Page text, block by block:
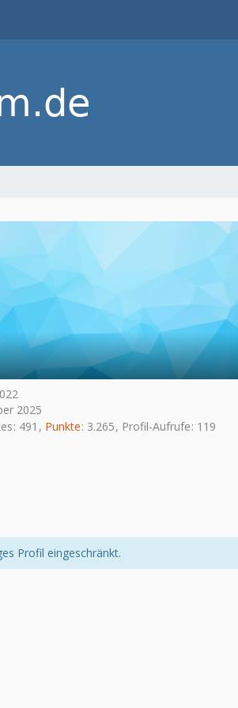
2025
491 Punkte 3.265 Profil-Aufrufe 119
Profil eingeschränkt.